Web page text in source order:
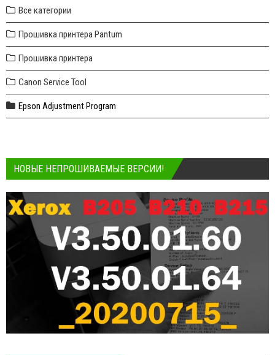
Все категории
Прошивка принтера Pantum
Прошивка принтера
Canon Service Tool
Epson Adjustment Program
НОВЫЕ НЕПРОШИВАЕМЫЕ ВЕРСИИ!